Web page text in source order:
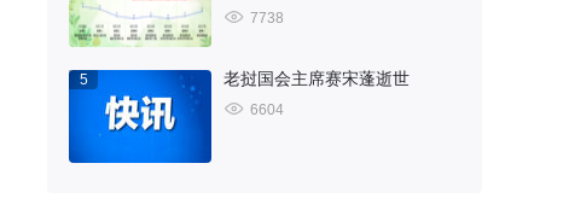
7738
5 老挝国会主席赛宋蓬逝世
6604